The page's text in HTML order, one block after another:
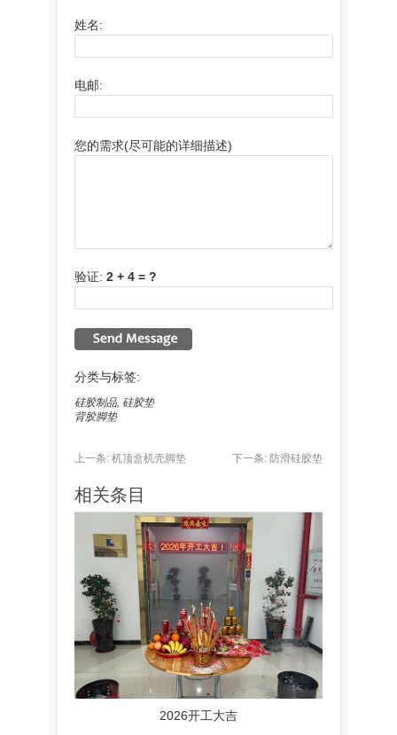
姓名:
电邮:
您的需求(尽可能的详细描述)
验证: 2 + 4 = ?
分类与标签:
硅胶制品 硅胶垫
背胶脚垫
上一条: 机顶盒机壳脚垫 下一条: 防滑硅胶垫
相关条目
2026开工大吉